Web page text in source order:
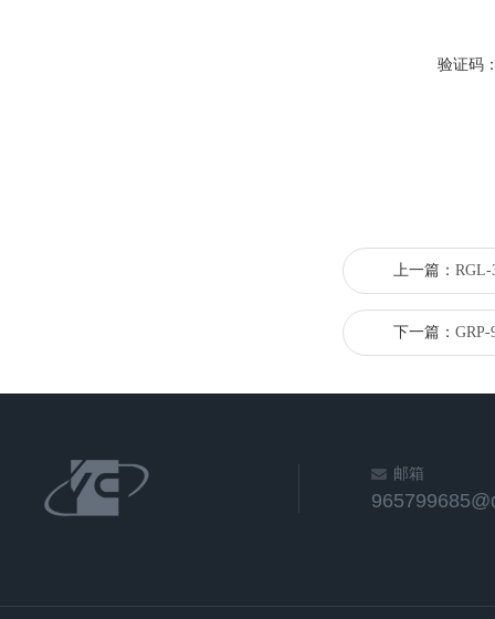
验证码
上一篇：
下一篇：
邮箱